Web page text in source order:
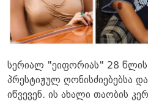
სერიალ "ეიფორიას" 28 წლის
პრესტიჟულ ღონისძიებებსა
იწვევენ. ის ახალი თაობის